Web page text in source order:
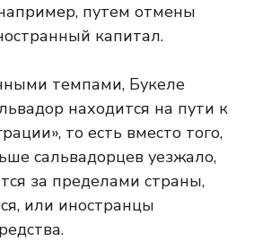
путем отмены
капитал.
темпами, Букеле
находится на пути к
то есть вместо того,
сальвадорцев уезжало,
за пределами страны,
или иностранцы